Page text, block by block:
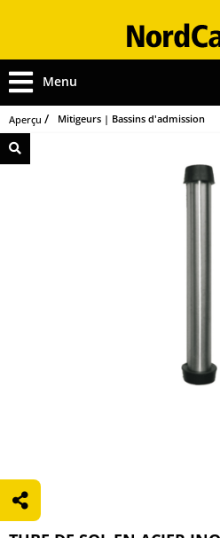
Menu
Aperçu Mitigeurs | Bassins d'admission